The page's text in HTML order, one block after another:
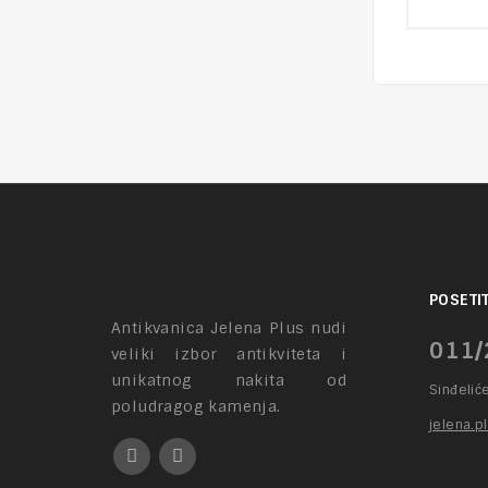
Antikvanica Jelena Plus nudi
veliki izbor antikviteta i
unikatnog nakita od
poludragog kamenja.